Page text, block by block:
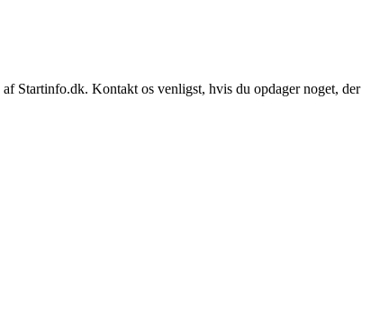
Startinfo.dk. Kontakt os venligst, hvis du opdager noget, der